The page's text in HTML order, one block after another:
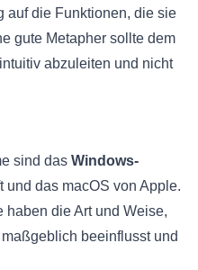
auf die Funktionen, die sie
gute Metapher sollte dem
abzuleiten und nicht
sind das Windows-
und das macOS von Apple.
haben die Art und Weise,
beeinflusst und